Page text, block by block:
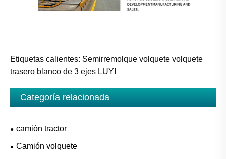
Etiquetas calientes: Semirremolque volquete volquete
trasero blanco de 3 ejes LUYI
Categoría relacionada
camión tractor
Camión volquete